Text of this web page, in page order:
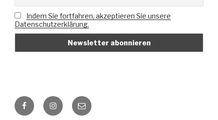
Indem Sie fortfahren, akzeptieren Sie unsere
Datenschutzerklärung.
FacebookInstagram
E-
Mail